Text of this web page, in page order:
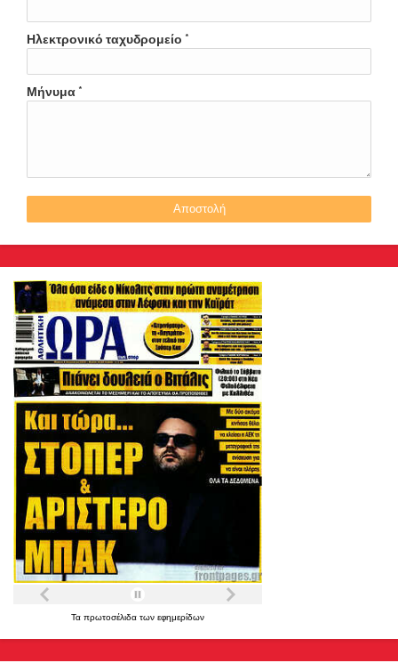
Ηλεκτρονικό ταχυδρομείο *
Μήνυμα *
Τα πρωτοσέλιδα των εφημερίδων